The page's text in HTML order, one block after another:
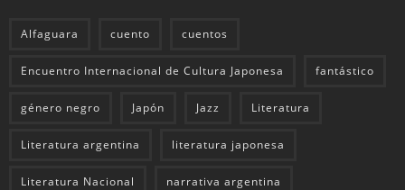
Alfaguara cuento cuentos
Encuentro Internacional de Cultura Japonesa fantástico
género negro Japón Jazz Literatura
Literatura argentina literatura japonesa
Literatura Nacional narrativa argentina